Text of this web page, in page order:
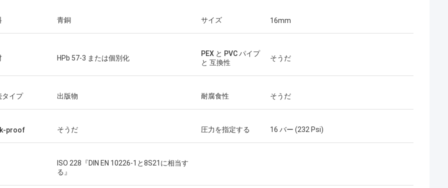
青銅 サイズ 16mm
HPb 57-3 または個別化
PEX と PVC パイプ
と 互換性
そうだ
タイプ 出版物 耐腐食性 そうだ
proof そうだ 圧力を指定する 16 バー (232 Psi)
ISO 228『DIN EN 10226-1と8S21に相当す
る』